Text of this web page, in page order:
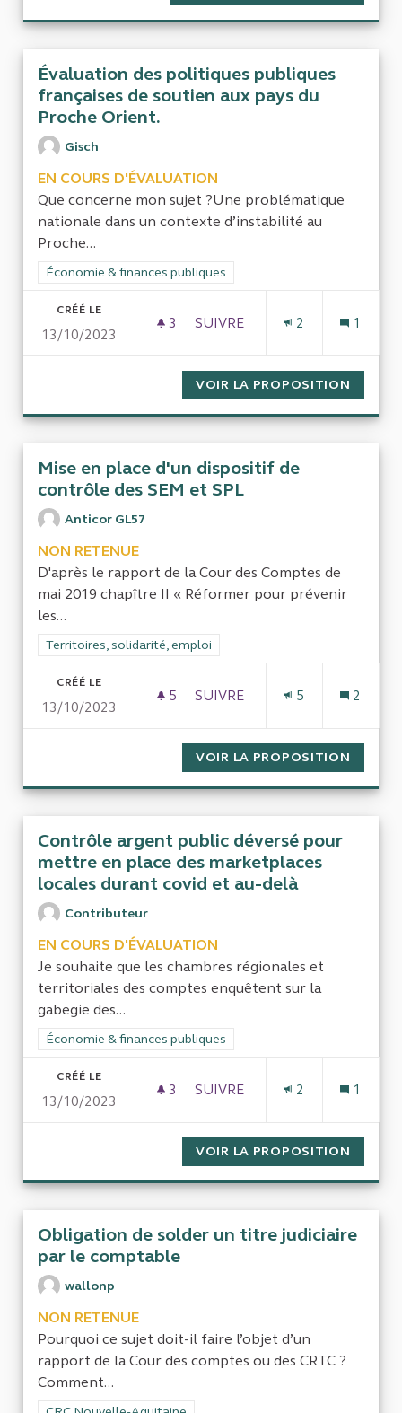
Évaluation des politiques publiques
françaises de soutien aux pays du
Proche Orient.
Gisch
EN COURS D'ÉVALUATION
Que concerne mon sujet ?Une problématique
nationale dans un contexte d’instabilité au
Proche...
Filtrer les résultats de la catégorie : Économie & finances
Économie & finances publiques
CRÉÉ LE
13/10/2023
3 3 ABONNÉS
SUIVRE
2 1
VOIR LA PROPOSITION
Mise en place d'un dispositif de
contrôle des SEM et SPL
Anticor GL57
NON RETENUE
D'après le rapport de la Cour des Comptes de
mai 2019 chapître II « Réformer pour prévenir
les...
Filtrer les résultats de la catégorie : Territoires, solidarité,
Territoires, solidarité, emploi
CRÉÉ LE
13/10/2023
5 5 ABONNÉS
SUIVRE
5 2
VOIR LA PROPOSITION
Contrôle argent public déversé pour
mettre en place des marketplaces
locales durant covid et au-delà
Contributeur
EN COURS D'ÉVALUATION
Je souhaite que les chambres régionales et
territoriales des comptes enquêtent sur la
gabegie des...
Filtrer les résultats de la catégorie : Économie & finances
Économie & finances publiques
CRÉÉ LE
13/10/2023
3 3 ABONNÉS
SUIVRE
2 1
VOIR LA PROPOSITION
Obligation de solder un titre judiciaire
par le comptable
wallonp
NON RETENUE
Pourquoi ce sujet doit-il faire l’objet d’un
rapport de la Cour des comptes ou des CRTC ?
Comment...